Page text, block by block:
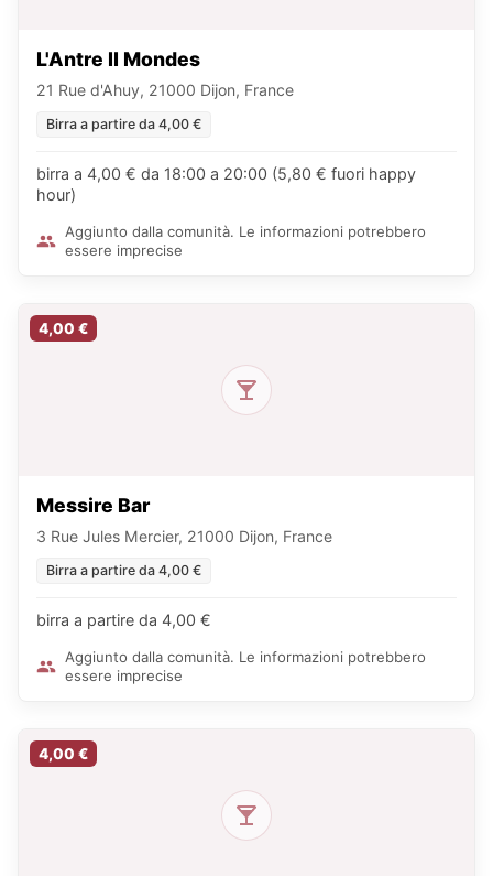
L'Antre II Mondes
21 Rue d'Ahuy, 21000 Dijon, France
Birra a partire da 4,00 €
birra a 4,00 € da 18:00 a 20:00 (5,80 € fuori happy
hour)
Aggiunto dalla comunità. Le informazioni potrebbero
essere imprecise
4,00 €
Messire Bar
3 Rue Jules Mercier, 21000 Dijon, France
Birra a partire da 4,00 €
birra a partire da 4,00 €
Aggiunto dalla comunità. Le informazioni potrebbero
essere imprecise
4,00 €